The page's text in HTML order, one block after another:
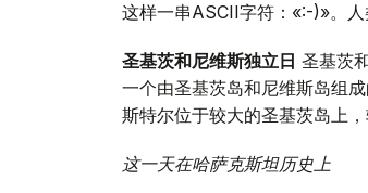
这样一串ASCII字符：«:-)»。人
圣基茨和尼维斯独立日 圣基茨
一个由圣基茨岛和尼维斯岛组
斯特尔位于较大的圣基茨岛上
这一天在哈萨克斯坦历史上